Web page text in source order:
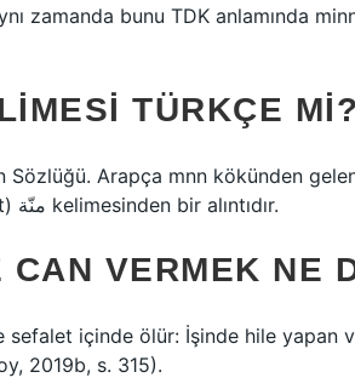
zamanda bunu TDK anlamında
TÜRKÇE MI?
Sözlüğü. Arapça mnn kökünden
anlamına gelen minna(t) منّة kelimesinden bir alıntıdır.
CAN VERMEK NE
içinde ölür: İşinde hile yapan
2019b, s. 315).